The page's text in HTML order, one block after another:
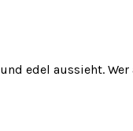
edel aussieht.